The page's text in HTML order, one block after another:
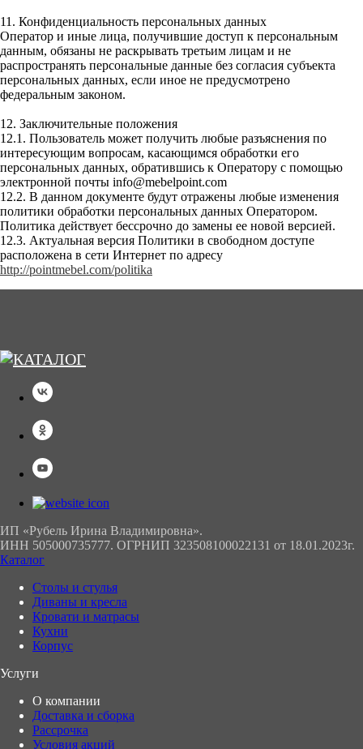
11. Конфиденциальность персональных данных
Оператор и иные лица, получившие доступ к персональным
данным, обязаны не раскрывать третьим лицам и не
распространять персональные данные без согласия субъекта
персональных данных, если иное не предусмотрено
федеральным законом.
12. Заключительные положения
12.1. Пользователь может получить любые разъяснения по
интересующим вопросам, касающимся обработки его
персональных данных, обратившись к Оператору с помощью
электронной почты info@mebelpoint.com
12.2. В данном документе будут отражены любые изменения
политики обработки персональных данных Оператором.
Политика действует бессрочно до замены ее новой версией.
12.3. Актуальная версия Политики в свободном доступе
расположена в сети Интернет по адресу
http://pointmebel.com/politika
ИП «Рубель Ирина Владимировна».
ИНН 505000735777. ОГРНИП 323508100022131 от 18.01.2023г.
Каталог
Столы и стулья
Диваны и кресла
Кровати и матрасы
Кухни
Корпус
Услуги
О компании
Доставка и сборка
Рассрочка
Условия акций